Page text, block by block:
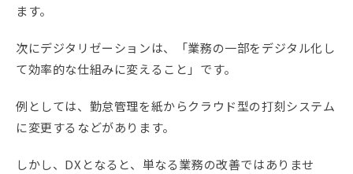
ます。
次にデジタリゼーションは、「業務の一部をデジタル化し
て効率的な仕組みに変えること」です。
例としては、勤怠管理を紙からクラウド型の打刻システム
に変更するなどがあります。
しかし、DXとなると、単なる業務の改善ではありませ